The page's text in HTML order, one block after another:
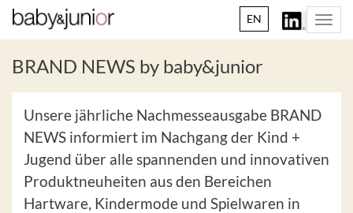
EN
BRAND NEWS by baby&junior
Unsere jährliche Nachmesseausgabe BRAND
NEWS informiert im Nachgang der Kind +
Jugend über alle spannenden und innovativen
Produktneuheiten aus den Bereichen
Hartware, Kindermode und Spielwaren in